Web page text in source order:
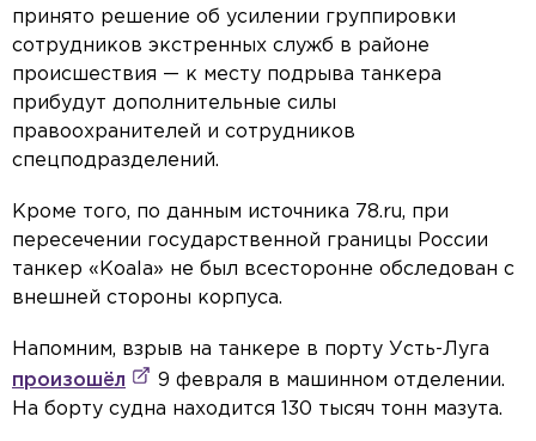
принято решение об усилении группировки
сотрудников экстренных служб в районе
происшествия — к месту подрыва танкера
прибудут дополнительные силы
правоохранителей и сотрудников
спецподразделений.
Кроме того, по данным источника 78.ru, при
пересечении государственной границы России
танкер «Koala» не был всесторонне обследован с
внешней стороны корпуса.
Напомним, взрыв на танкере в порту Усть-Луга
произошёл
9 февраля в машинном отделении.
На борту судна находится 130 тысяч тонн мазута.